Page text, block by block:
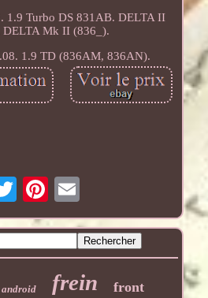
1.9 Turbo DS 831AB. DELTA II
DELTA Mk II (836_).
1.9 TD (836AM, 836AN).
android frein front